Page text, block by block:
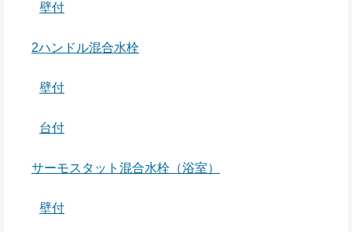
壁付
2ハンドル混合水栓
壁付
台付
サーモスタット混合水栓（浴室）
壁付